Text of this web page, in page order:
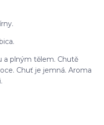
a plným tělem. Chutě
Chuť je jemná. Aroma